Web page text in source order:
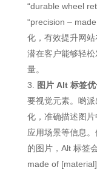
“durable wheel
“precision –
化，有效提升网
潜在客户能够轻
量。
图片 Alt 标签
要视觉元素。哟
化，准确描述图片
应用场景等信息
的图片，Alt 标签
made of